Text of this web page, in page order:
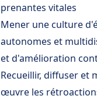
prenantes vitales
Mener une culture
autonomes et
et d'amélioration
Recueillir, diffuser et
œuvre les